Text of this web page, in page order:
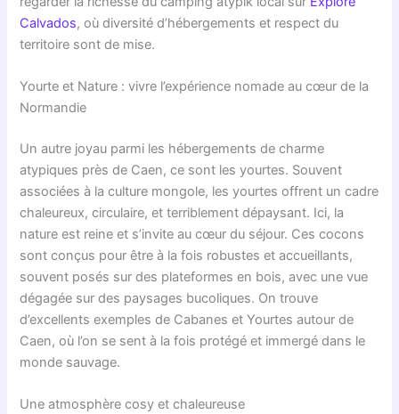
Calvados, où diversité d’hébergements et respect du
territoire sont de mise.
Yourte et Nature : vivre l’expérience nomade au cœur de la
Normandie
Un autre joyau parmi les hébergements de charme
atypiques près de Caen, ce sont les yourtes. Souvent
associées à la culture mongole, les yourtes offrent un cadre
chaleureux, circulaire, et terriblement dépaysant. Ici, la
nature est reine et s’invite au cœur du séjour. Ces cocons
sont conçus pour être à la fois robustes et accueillants,
souvent posés sur des plateformes en bois, avec une vue
dégagée sur des paysages bucoliques. On trouve
d’excellents exemples de Cabanes et Yourtes autour de
Caen, où l’on se sent à la fois protégé et immergé dans le
monde sauvage.
Une atmosphère cosy et chaleureuse